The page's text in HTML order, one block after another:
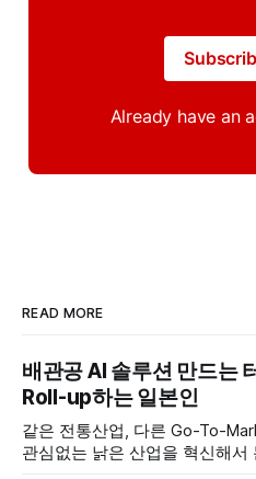
Already have an
READ MORE
배관공 AI 솔루션 만드는
Roll-up하는 일본인
같은 전통산업, 다른 Go-To-
관심없는 낡은 산업을 혁신해서